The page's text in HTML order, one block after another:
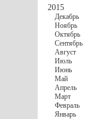
2015
Декабрь
Ноябрь
Октябрь
Сентябрь
Август
Июль
Июнь
Май
Апрель
Март
Февраль
Январь